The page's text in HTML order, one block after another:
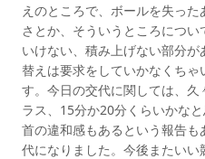
えのところで、ボールを失っ
さとか、そういうところにつ
いけない、積み上げない部分
替えは要求をしていかなくちゃ
す。今日の交代に関しては、
ラス、15分か20分くらいかな
首の違和感もあるという報告
代になりました。今後またい